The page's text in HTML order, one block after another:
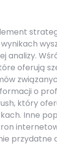
analizy.
oferują
o
który
Inne
przydatne